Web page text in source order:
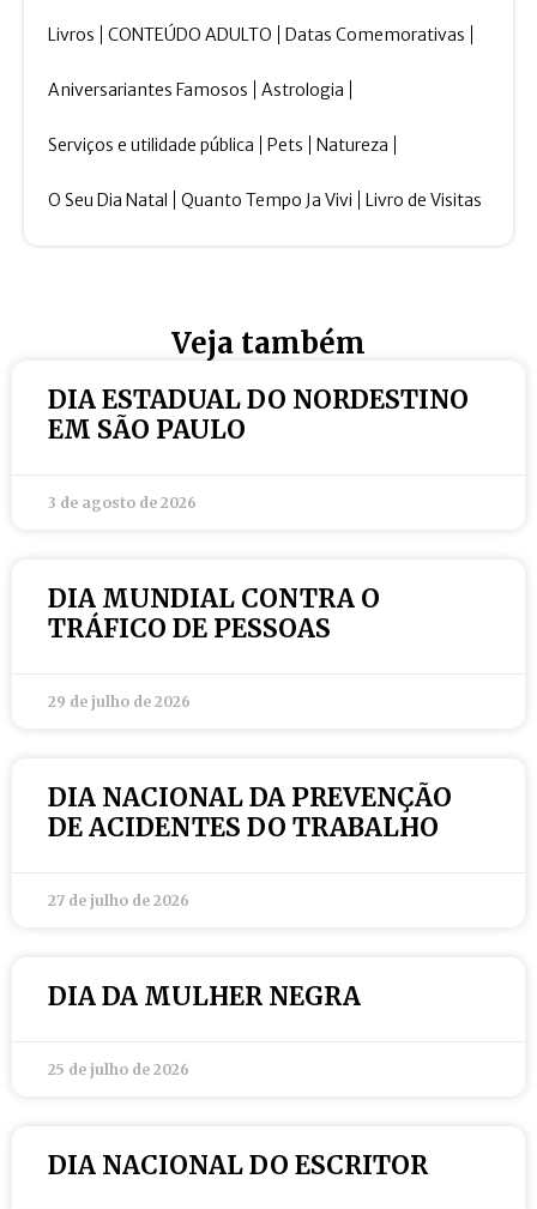
Livros CONTEÚDO ADULTO Datas Comemorativas
Aniversariantes Famosos Astrologia
Serviços e utilidade pública Pets Natureza
O Seu Dia Natal Quanto Tempo Ja Vivi Livro de Visitas
Veja também
DIA ESTADUAL DO NORDESTINO
EM SÃO PAULO
3 de agosto de 2026
DIA MUNDIAL CONTRA O
TRÁFICO DE PESSOAS
29 de julho de 2026
DIA NACIONAL DA PREVENÇÃO
DE ACIDENTES DO TRABALHO
27 de julho de 2026
DIA DA MULHER NEGRA
25 de julho de 2026
DIA NACIONAL DO ESCRITOR